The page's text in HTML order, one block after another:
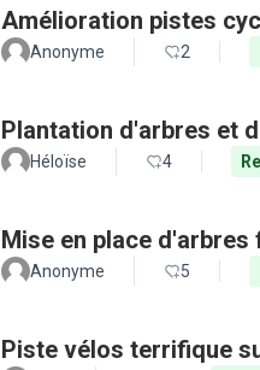
Amélioration pistes
Anonyme 2
Plantation d'arbres et
Héloïse 4
Mise en place
Anonyme 5
Piste vélos terrifique